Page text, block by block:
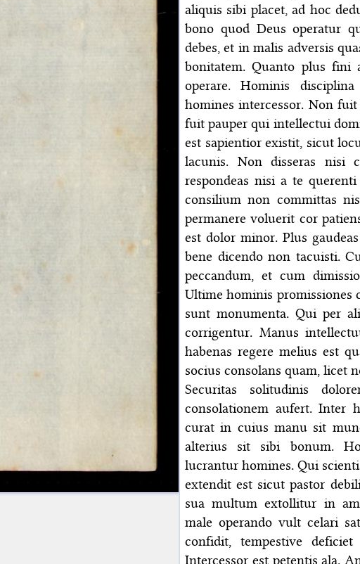
aliquis sibi placet, ad hoc
bono quod Deus operatur
debes, et in malis adversis
bonitatem. Quanto plus fini
operare. Hominis
homines intercessor. Non
fuit pauper qui intellectui
est sapientior existit, sicut
lacunis. Non disseras nisi
respondeas nisi a te
consilium non committas
permanere voluerit cor
est dolor minor. Plus
bene dicendo non tacuisti.
peccandum, et cum
Ultime hominis promissiones
sunt monumenta. Qui per
corrigentur. Manus
habenas regere melius est
socius consolans quam, licet
Securitas solitudinis
consolationem aufert. Inter
curat in cuius manu sit
alterius sit sibi bonum.
lucrantur homines. Qui
extendit est sicut pastor
sua multum extollitur in
male operando vult celari
confidit, tempestive
Intercessor est petentis ala.